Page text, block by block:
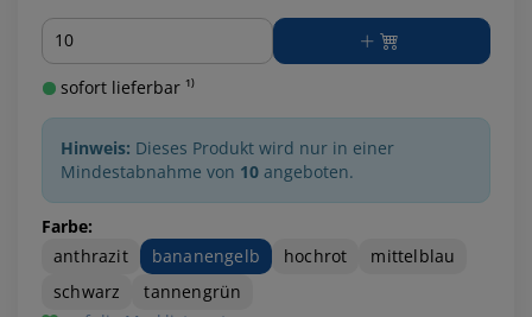
Menge
sofort lieferbar ¹⁾
Hinweis: Dieses Produkt wird nur in einer
Mindestabnahme von 10 angeboten.
Farbe:
anthrazit
bananengelb hochrot
mittelblau
schwarz
tannengrün